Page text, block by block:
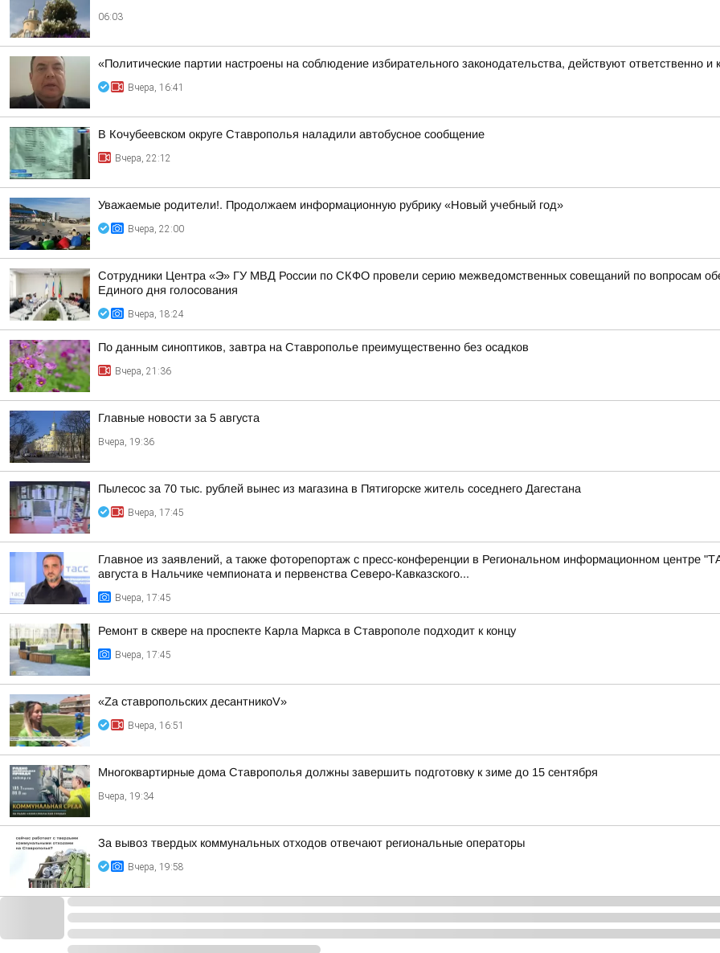
06:03
«Политические партии настроены на соблюдение избирательного законодательства, действуют ответственно и
Вчера, 16:41
В Кочубеевском округе Ставрополья наладили автобусное сообщение
Вчера, 22:12
Уважаемые родители!. Продолжаем информационную рубрику «Новый учебный год»
Вчера, 22:00
Сотрудники Центра «Э» ГУ МВД России по СКФО провели серию межведомственных совещаний по вопросам
Единого дня голосования
Вчера, 18:24
По данным синоптиков, завтра на Ставрополье преимущественно без осадков
Вчера, 21:36
Главные новости за 5 августа
Вчера, 19:36
Пылесос за 70 тыс. рублей вынес из магазина в Пятигорске житель соседнего Дагестана
Вчера, 17:45
Главное из заявлений, а также фоторепортаж с пресс-конференции в Региональном информационном центре
августа в Нальчике чемпионата и первенства Северо-Кавказского...
Вчера, 17:45
Ремонт в сквере на проспекте Карла Маркса в Ставрополе подходит к концу
Вчера, 17:45
«Zа ставропольских десантникоV»
Вчера, 16:51
Многоквартирные дома Ставрополья должны завершить подготовку к зиме до 15 сентября
Вчера, 19:34
За вывоз твердых коммунальных отходов отвечают региональные операторы
Вчера, 19:58